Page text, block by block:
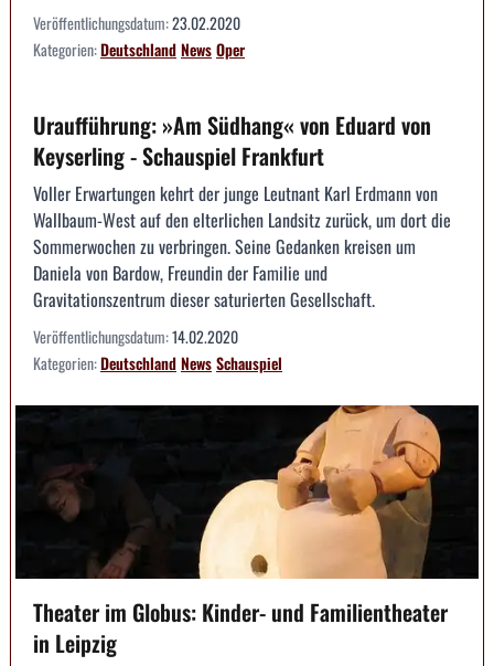
Veröffentlichungsdatum:23.02.2020
Kategorien:DeutschlandNewsOper
Uraufführung: »Am Südhang« von Eduard von
Keyserling - Schauspiel Frankfurt
Voller Erwartungen kehrt der junge Leutnant Karl Erdmann von
Wallbaum-West auf den elterlichen Landsitz zurück, um dort die
Sommerwochen zu verbringen. Seine Gedanken kreisen um
Daniela von Bardow, Freundin der Familie und
Gravitationszentrum dieser saturierten Gesellschaft.
Veröffentlichungsdatum:14.02.2020
Kategorien:DeutschlandNewsSchauspiel
Theater im Globus: Kinder- und Familientheater
in Leipzig